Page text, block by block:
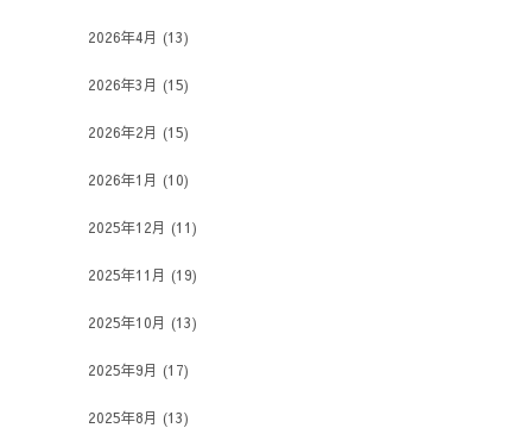
2026年4月 (13)
2026年3月 (15)
2026年2月 (15)
2026年1月 (10)
2025年12月 (11)
2025年11月 (19)
2025年10月 (13)
2025年9月 (17)
2025年8月 (13)